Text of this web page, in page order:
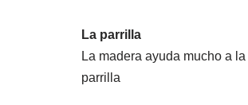
La parrilla
La madera ayuda mucho a
parrilla